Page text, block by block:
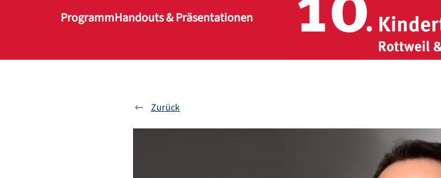
ProgrammHandouts & Präsentationen
Zurück